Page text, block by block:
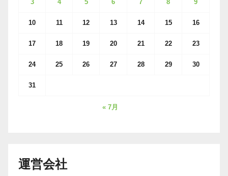
3 4 5 6 7 8 9
10 11 12 13 14 15 16
17 18 19 20 21 22 23
24 25 26 27 28 29 30
31
« 7月
運営会社